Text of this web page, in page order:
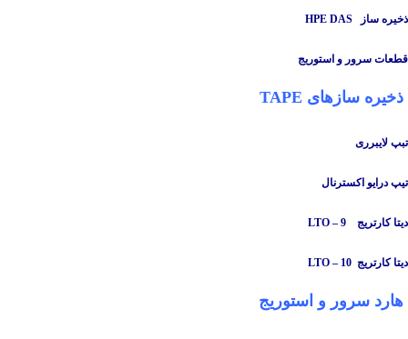
ذخیره ساز HPE DAS
قطعات سرور و استوریج
ذخیره سازهای TAPE
تبپ لایبرری
تیپ درایو اکسترنال
دیتا کارتریج LTO – 9
دیتا کارتریج LTO – 10
هارد سرور و استوریج